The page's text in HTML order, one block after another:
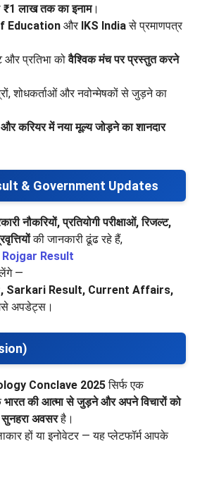
₹1 लाख तक का इनाम।
Education और IKS Indiaसे प्रमाणपत्र
और प्रतिभा कोवैश्विक मंच पर प्रस्तुत करने
शोधकर्ताओं और नवोन्मेषकों से जुड़ने का
और करियर में नया मूल्य जोड़ने का शानदार
& Government Updates
नौकरियों, प्रतियोगी परीक्षाओं, रिजल्ट,
की जानकारी ढूंढ रहे हैं,
Result
—
Sarkari Result, Current Affairs,
अपडेट्स।
Conclave 2025सिर्फ एक
भारत की आत्मा से जुड़ने और अपने विचारों को
सुनहरा अवसरहै।
हों या इनोवेटर — यह प्लेटफॉर्म आपके